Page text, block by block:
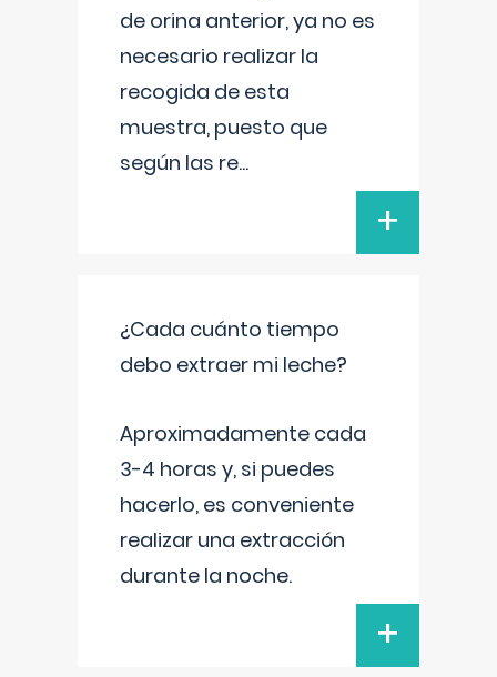
de orina anterior, ya no es
necesario realizar la
recogida de esta
muestra, puesto que
según las re...
+
¿Cada cuánto tiempo
debo extraer mi leche?
Aproximadamente cada
3-4 horas y, si puedes
hacerlo, es conveniente
realizar una extracción
durante la noche.
+